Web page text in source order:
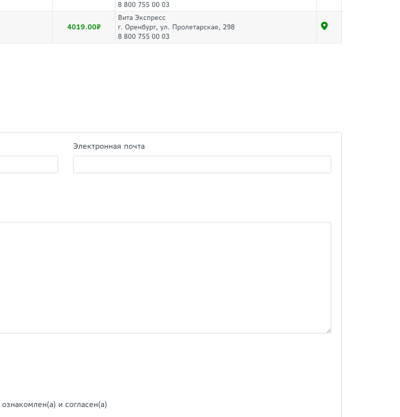
8 800 755 00 03
4019.00
Вита Экспресс
г. Оренбург, ул. Пролетарская, 298
8 800 755 00 03
Электронная почта
ознакомлен(а) и согласен(а)